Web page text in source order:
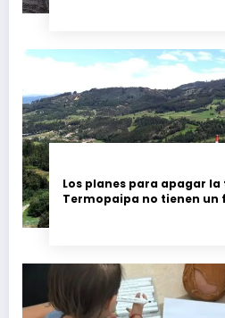
Los planes para apagar
Termopaipa no tienen un